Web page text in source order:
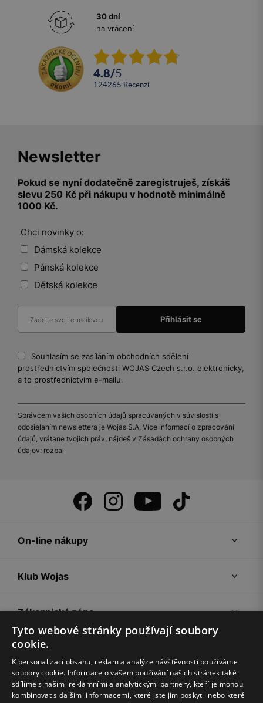
30 dní
na vrácení
4.8/5
124265 recenzí
Newsletter
Pokud se nyní dodatečně zaregistruješ, získáš
slevu 250 Kč při nákupu v hodnotě minimálně
1000 Kč.
Chci novinky o:
Dámská kolekce
Pánská kolekce
Dětská kolekce
Souhlasím se zasíláním obchodních sdělení
prostřednictvím společnosti WOJAS Czech s.r.o. elektronicky,
a to prostřednictvím e-mailu.
Správcem vašich osobních údajů spracúvaných v súvislosti s
odosielaním newslettera je Wojas S.A. Více informací o zpracování
údajů, vrátane tvojich práv, nájdeš v Zásadách ochrany osobných
údajov: rozbal
On-line nákupy
Klub Wojas
Zákaznická zóna
Společnost Wojas
Rady
Tyto webové stránky používají soubory
cookie.
K personalizaci obsahu, reklam a analýze návštěvnosti používáme
soubory cookie. Informace o vašem používání našich stránek také
sdílíme s našimi reklamními a analytickými partnery, kteří je mohou
kombinovat s dalšími informacemi, které jste jim poskytli nebo které